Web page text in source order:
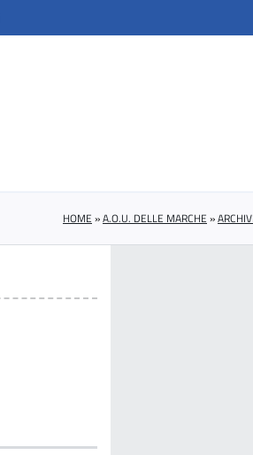
HOME »A.O.U. DELLE MARCHE »ARCHIVI